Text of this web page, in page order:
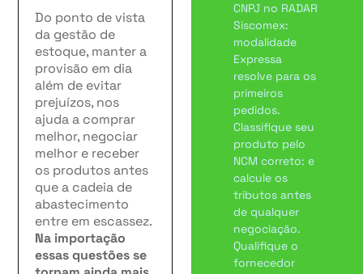
Do ponto de vista
da gestão de
estoque, manter a
provisão em dia
além de evitar
prejuízos, nos
ajuda a comprar
melhor, negociar
melhor e receber
os produtos antes
que a cadeia de
abastecimento
entre em escassez.
Na importação
essas questões se
CNPJ no RADAR
Siscomex:
modalidade
Expressa
resolve para os
primeiros
pedidos.
Classifique seu
produto pelo
NCM correto: e
calcule os
tributos antes
de qualquer
negociação.
Qualifique o
fornecedor